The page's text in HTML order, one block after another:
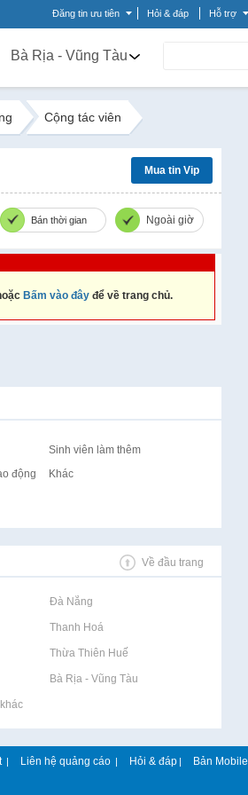
Đăng tin ưu tiên Hỏi & đáp Hỗ trợ
Bà Rịa - Vũng Tàu
Cộng tác viên
Mua tin Vip
Bán thời gian Ngoài giờ
Bấm vào đây để về trang chủ.
Sinh viên làm thêm
động
Khác
Về đầu trang
Rao vặt tại Đà Nẵng
Rao vặt tại Thanh Hoá
Rao vặt tại Thừa Thiên Huế
Rao vặt tại Bà Rịa - Vũng Tàu
| Liên hệ quảng cáo | Hỏi & đáp | Bản Mobile